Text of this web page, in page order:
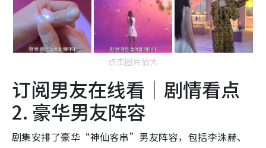
点击图片放大
订阅男友在线看｜剧情看点
2. 豪华男友阵容
剧集安排了豪华“神仙客串”男友阵容，包括李洙赫、